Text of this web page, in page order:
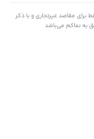
تبدیل می‌کند. همچنین
کیفیت، اندازه و ترکیب
نقش مهمی در کیفیت
برای مقاصد غیرتجاری و با ذکر
به نماکم می‌باشد